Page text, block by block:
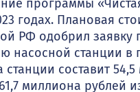
программы
годах. Плановая
РФ одобрил заявку
насосной станции в
станции составит
миллиона рублей